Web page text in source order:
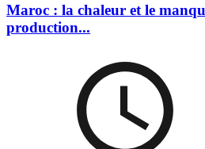
Maroc : la chaleur et le
production...